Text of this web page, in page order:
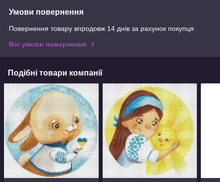
Умови повернення
Повернення товару впродовж 14 днів за рахунок покупця
Всі умови повернення
Подібні товари компанії